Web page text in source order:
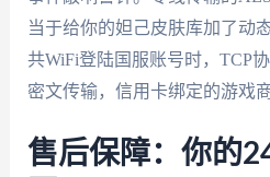
当于给你的妲己皮肤库加了动
共WiFi登陆国服账号时，TCP
密文传输，信用卡绑定的游戏
售后保障：你的